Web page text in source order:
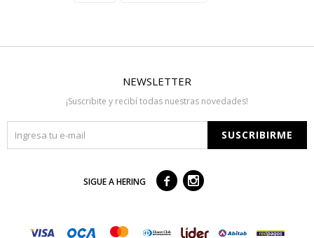
NEWSLETTER
¡Suscribite y recibí todas nuestras novedades!
SUSCRIBIRME
SIGUE A HERING  